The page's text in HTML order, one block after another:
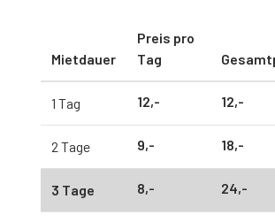
Mietdauer
Preis pro
Tag
1 Tag 12,- 12,-
2 Tage 9,- 18,-
3 Tage 8,- 24,-